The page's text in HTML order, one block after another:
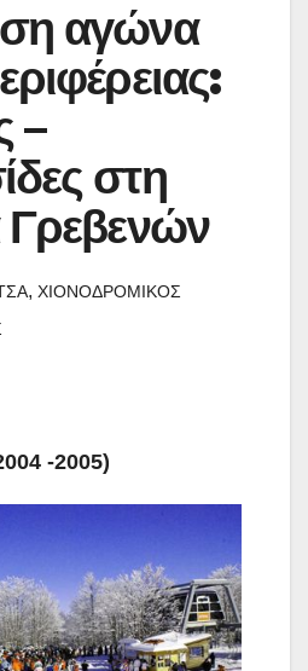
αγώνα
–
στη
Γρεβενών
, ΧΙΟΝΟΔΡΟΜΙΚΟΣ
-2005)